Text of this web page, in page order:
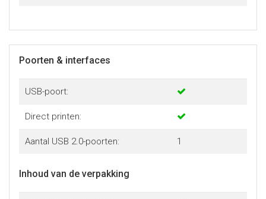
Poorten & interfaces
USB-poort:
Direct printen:
Aantal USB 2.0-poorten: 1
Inhoud van de verpakking